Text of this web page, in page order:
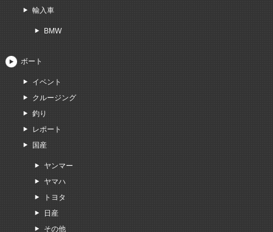
輸入車
BMW
ボート
イベント
クルージング
釣り
レポート
国産
ヤンマー
ヤマハ
トヨタ
日産
その他